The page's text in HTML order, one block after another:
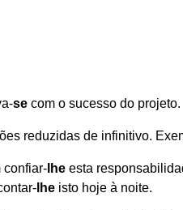
se com o sucesso do projeto.
reduzidas de infinitivo.
confiar- lhe esta
lhe isto hoje à noite.